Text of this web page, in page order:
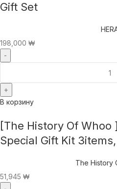
Gift Set
198,000 ₩
В корзину
[The History Of
Special Gift Kit
The History
51,945 ₩